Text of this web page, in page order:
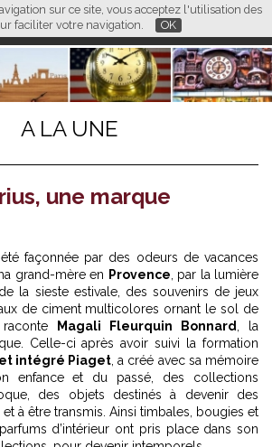
sur ce site, vous acceptez l'utilisation des
faciliter votre navigation.
OK
FR EN CN
A LA UNE
une marque
façonnée par des odeurs de vacances
grand-mère en Provence , par la lumière
la sieste estivale, des souvenirs de jeux
de ciment multicolores ornant le sol de
Magali Fleurquin Bonnard
, la
Celle-ci après avoir suivi la formation
intégré Piaget , a créé avec sa mémoire
enfance et du passé, des collections
des objets destinés à devenir des
et à être transmis. Ainsi timbales, bougies et
d’intérieur ont pris place dans son